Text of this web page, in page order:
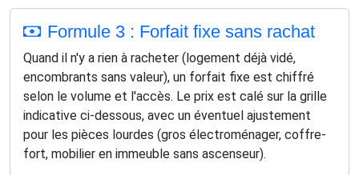
Formule 3 : Forfait fixe sans rachat
Quand il n'y a rien à racheter (logement déjà vidé,
encombrants sans valeur), un forfait fixe est chiffré
selon le volume et l'accès. Le prix est calé sur la grille
indicative ci-dessous, avec un éventuel ajustement
pour les pièces lourdes (gros électroménager, coffre-
fort, mobilier en immeuble sans ascenseur).